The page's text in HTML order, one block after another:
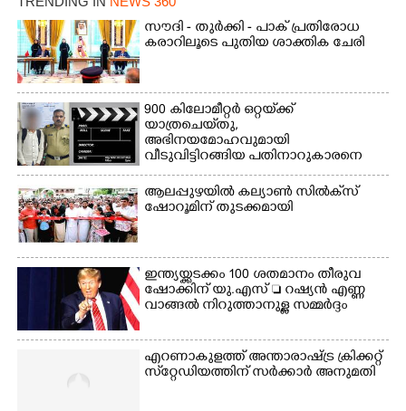
സൗദി - തുർക്കി - പാക് പ്രതിരോധ
കരാറിലൂടെ പുതിയ ശാക്തിക ചേരി
900 കിലോമീറ്റർ ഒറ്റയ്‌ക്ക്
യാത്രചെ‌യ്‌തു,​
അഭിനയമോഹവുമായി
വീടുവിട്ടിറങ്ങിയ പതിനാറുകാരനെ
കണ്ടെത്തിയത് ഫിലിം സിറ്റിയിൽ
ആലപ്പുഴയിൽ കല്യാൺ സിൽക്‌സ്
ഷോറൂമിന് തുടക്കമായി
ഇന്ത്യയ്ക്കടക്കം 100 ശതമാനം തീരുവ
ഷോക്കിന് യു.എസ്  റഷ്യൻ എണ്ണ
വാങ്ങൽ നിറുത്താനുള്ള സമ്മർദ്ദം
എറണാകുളത്ത് അന്താരാഷ്ട്ര ക്രിക്കറ്റ്
സ്‌റ്റേഡിയത്തിന് സർക്കാർ അനുമതി
×
Share this link
Copy Link